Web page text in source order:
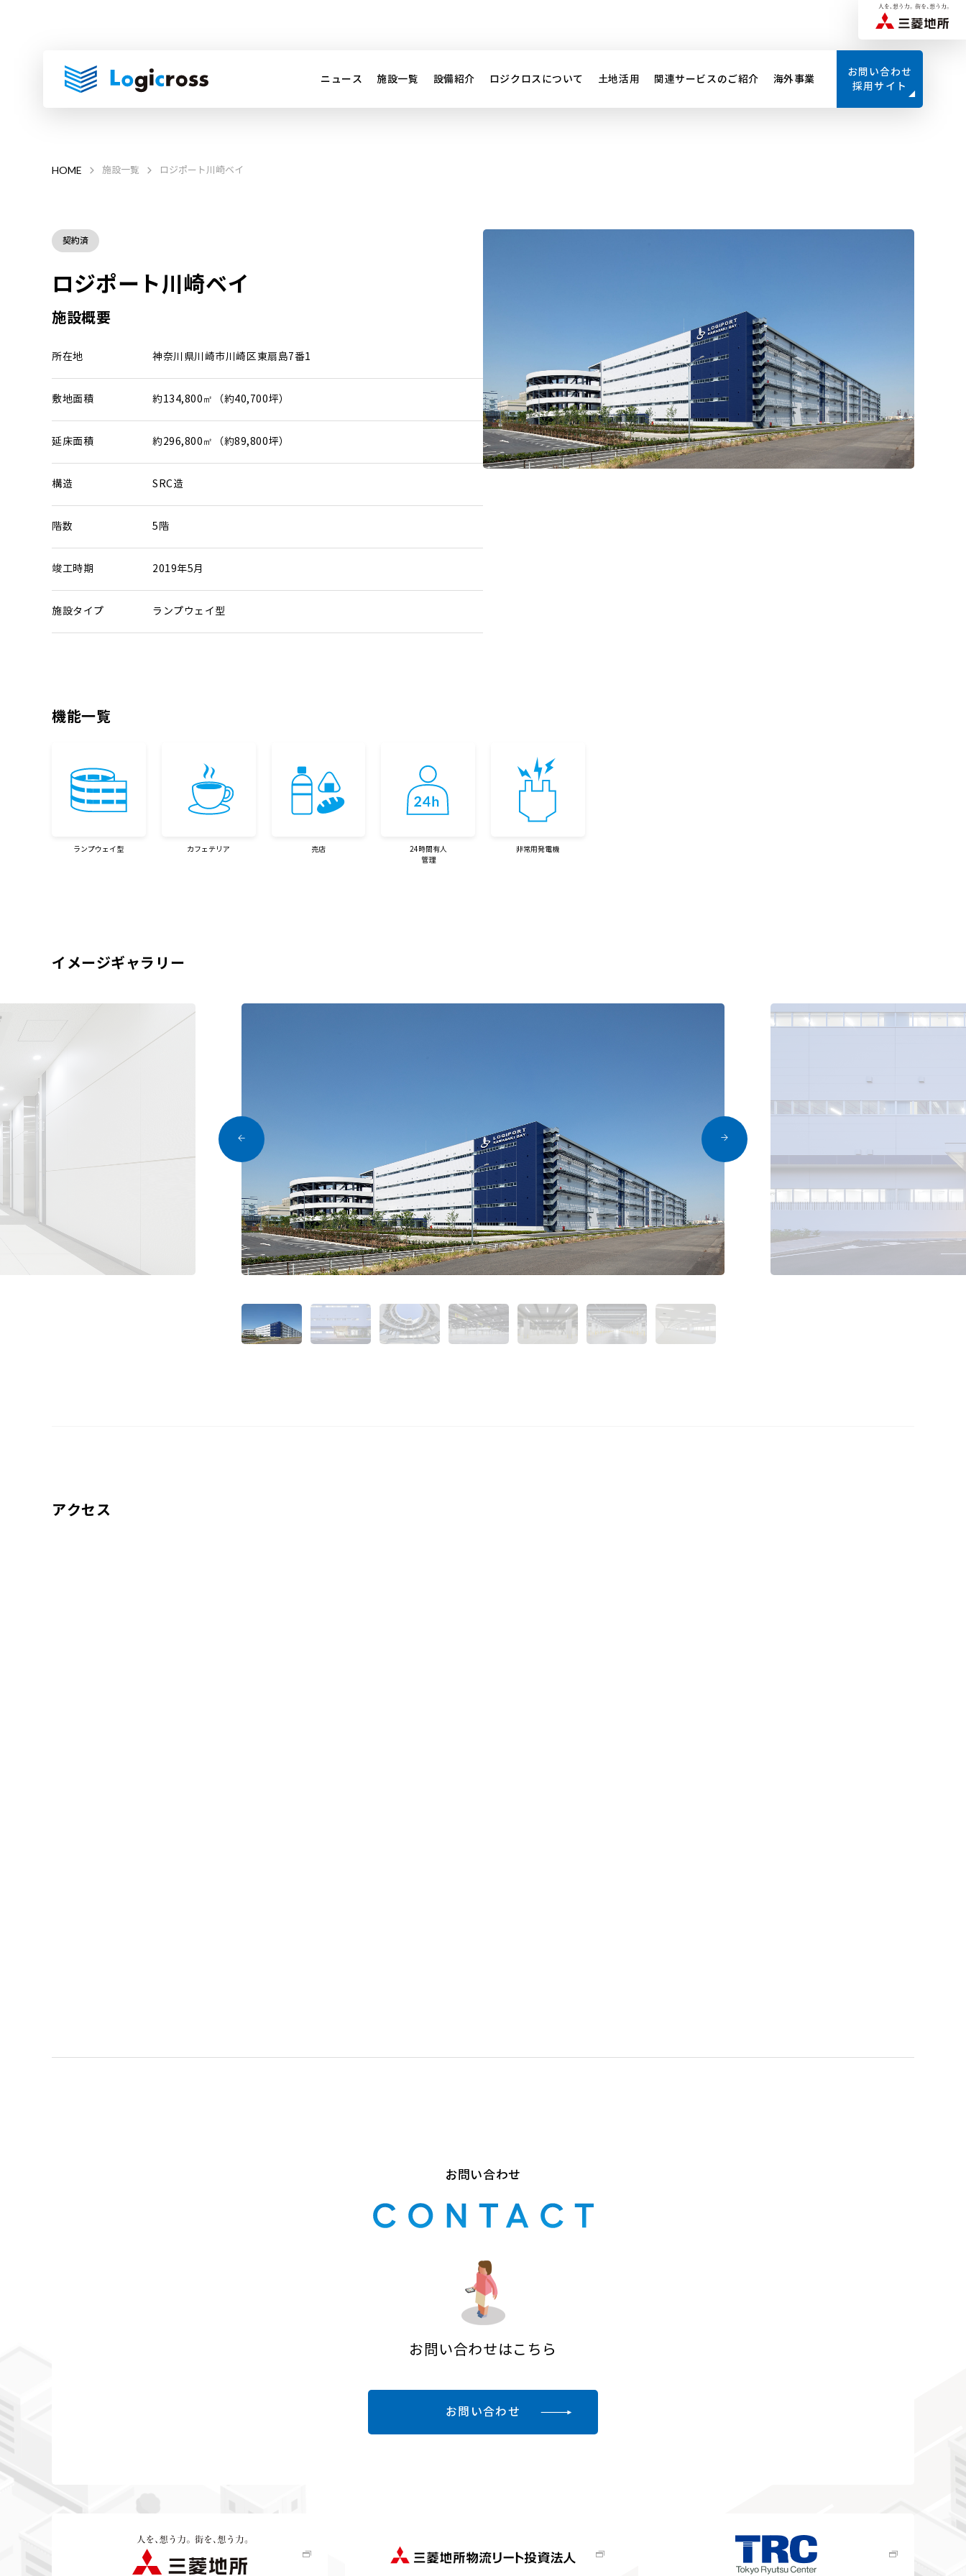
ニュース 施設一覧 設備紹介 ロジクロスについて 土地活用 関連サービスのご紹介 海外事業
お問い合わせ
採用サイト
HOME 施設一覧 ロジポート川崎ベイ
契約済
ロジポー ト川崎ベイ
施設概要
所在地 神奈川県川崎市川崎区東扇島7番1
敷地面積 約134,800㎡（約40,700坪）
延床面積 約296,800㎡（約89,800坪）
構造 SRC造
階数 5階
竣工時期 2019年5月
施設タイプ ランプウェイ型
機能一覧
ランプウェイ型 カフェテリア 売店
24時間有人
管理
非常用発電機
イ メージギャラ リ ー
アクセス
お問い合わせ
お問い合わせはこちら
お問い合わせ